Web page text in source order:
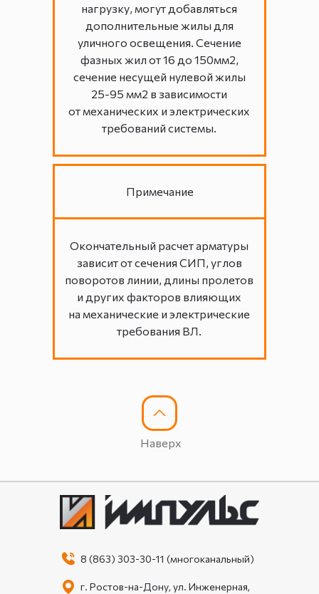
нагрузку, могут добавляться
дополнительные жилы для
уличного освещения. Сечение
фазных жил от 16 до 150мм2,
сечение несущей нулевой жилы
25-95 мм2 в зависимости
от механических и электрических
требований системы.
Окончательный расчет арматуры
зависит от сечения СИП, углов
поворотов линии, длины пролетов
и других факторов влияющих
на механические и электрические
требования ВЛ.
Примечание
Наверх
г. Ростов-на-Дону, ул. Инженерная,
8 (863) 303-30-11 (многоканальный)